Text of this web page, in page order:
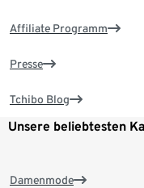
Affiliate Programm
Presse
Tchibo Blog
Unsere beliebtesten
Damenmode